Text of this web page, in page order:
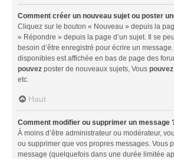
Comment créer un nouveau sujet ou poster
Cliquez sur le bouton « Nouveau » depuis la
« Répondre » depuis la page d’un sujet. Il se
besoin d’être enregistré pour écrire un
disponibles est affichée en bas de page des
pouvez poster de nouveaux sujets, Vous pouvez
etc.
Haut
Comment modifier ou supprimer un message
À moins d’être administrateur ou modérateur,
ou supprimer que vos propres messages. Vous
message (quelquefois dans une durée limitée